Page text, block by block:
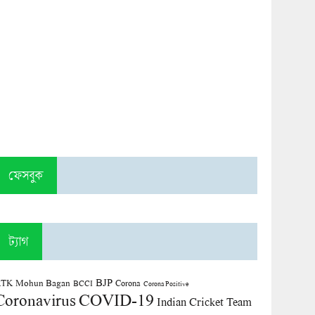
ফেসবুক
ট্যাগ
Mohun Bagan BCCI BJP Corona Corona Positive
COVID-19 Indian Cricket Team